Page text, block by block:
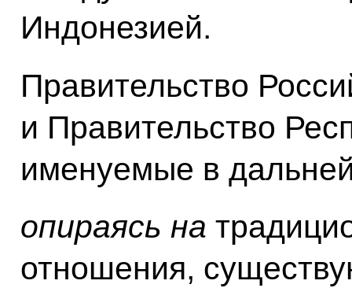
Индонезией.
Правительство
и Правительство
именуемые в
опираясь на
отношения,